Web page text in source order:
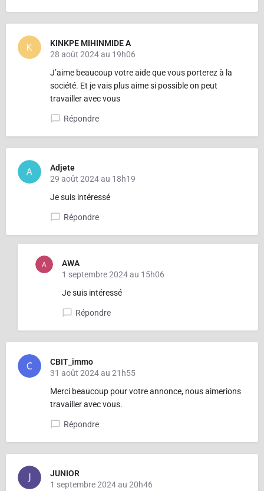
KINKPE MIHINMIDE A
28 août 2024 au 19h06
J’aime beaucoup votre aide que vous porterez à la
société. Et je vais plus aime si possible on peut
travailler avec vous
Répondre
Adjete
29 août 2024 au 18h19
Je suis intéressé
Répondre
AWA
1 septembre 2024 au 15h06
Je suis intéressé
Répondre
CBIT_immo
31 août 2024 au 21h55
Merci beaucoup pour votre annonce, nous aimerions
travailler avec vous.
Répondre
JUNIOR
1 septembre 2024 au 20h46